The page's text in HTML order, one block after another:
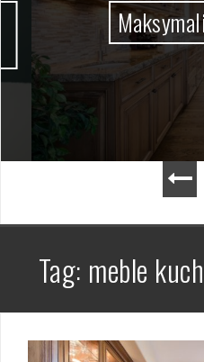
Tag: meble